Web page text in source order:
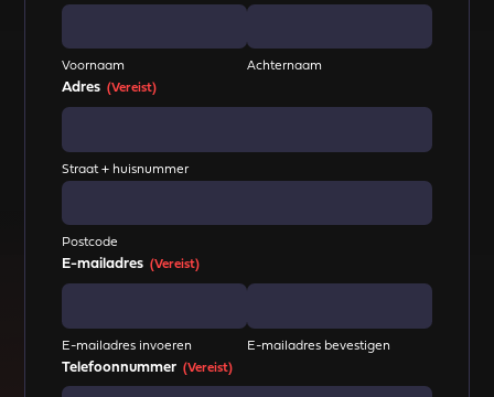
Voornaam Achternaam
Adres (Vereist)
Straat + huisnummer
Postcode
E-mailadres (Vereist)
E-mailadres invoeren E-mailadres bevestigen
Telefoonnummer (Vereist)